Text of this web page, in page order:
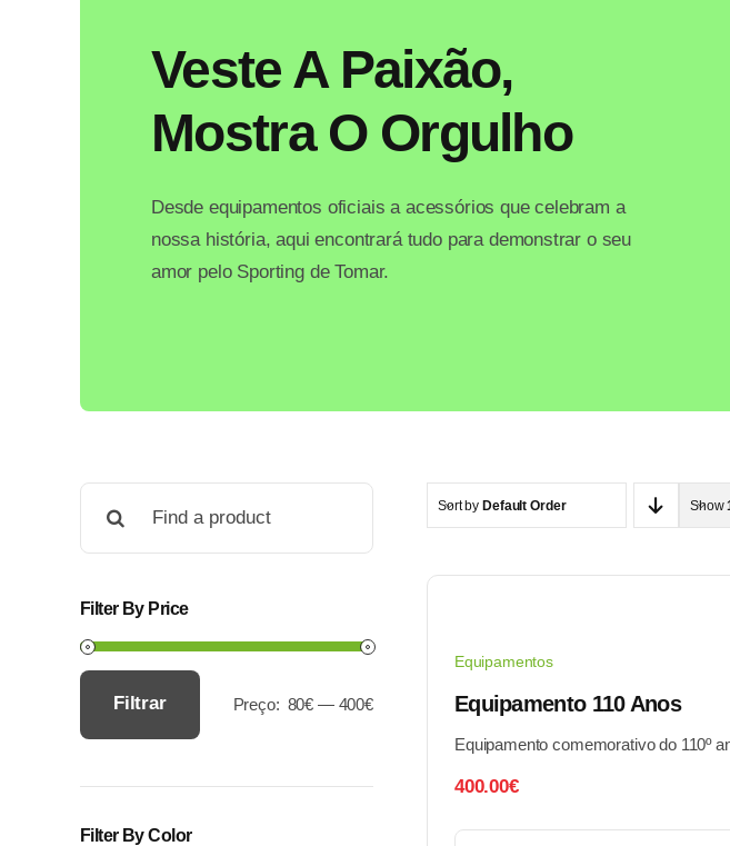
Veste A Paixão,
Mostra O Orgulho
Desde equipamentos oficiais a acessórios que celebram a
nossa história, aqui encontrará tudo para demonstrar o seu
amor pelo Sporting de Tomar.
Filter By Price
Filtrar Preço: 80€ — 400€
Filter By Color
Sort by Default Order Show
Equipamentos
Equipamento 110 Anos
Equipamento comemorativo do 110º
400.00€